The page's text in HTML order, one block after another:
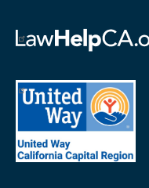
务
公
徽
法
律
帮
加
州
标
加
首
府
地
区